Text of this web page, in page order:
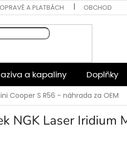
A PLATBÁCH OBCHODNÍ
a kapaliny Doplňky
Cooper S R56 - náhrada za OEM
NGK Laser Iridium